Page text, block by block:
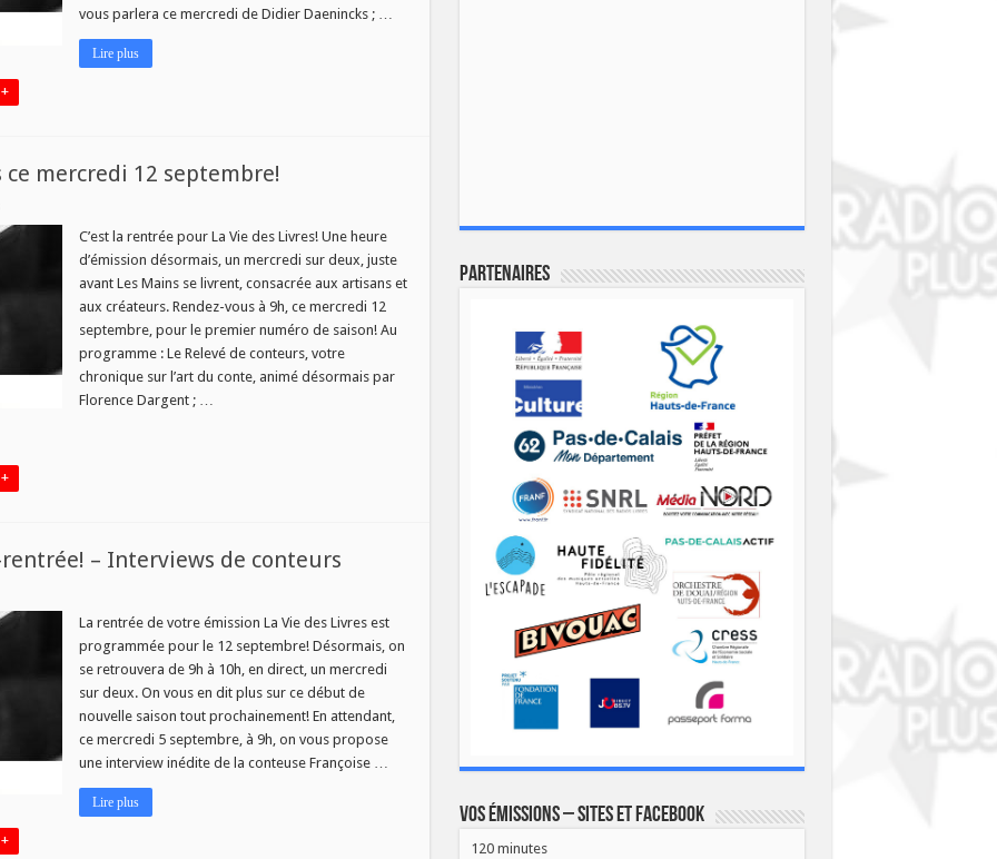
vous parlera ce mercredi de Didier Daenincks ; …
Lire plus
ce mercredi 12 septembre!
sur
de
C’est la rentrée pour La Vie des Livres! Une heure
d’émission désormais, un mercredi sur deux, juste
avant Les Mains se livrent, consacrée aux artisans et
aux créateurs. Rendez-vous à 9h, ce mercredi 12
septembre, pour le premier numéro de saison! Au
programme : Le Relevé de conteurs, votre
chronique sur l’art du conte, animé désormais par
Florence Dargent ; …
– Interviews de conteurs
La rentrée de votre émission La Vie des Livres est
programmée pour le 12 septembre! Désormais, on
se retrouvera de 9h à 10h, en direct, un mercredi
sur deux. On vous en dit plus sur ce début de
nouvelle saison tout prochainement! En attendant,
ce mercredi 5 septembre, à 9h, on vous propose
une interview inédite de la conteuse Françoise …
Lire plus
Partenaires
Vos émissions – Sites et Facebook
120 minutes